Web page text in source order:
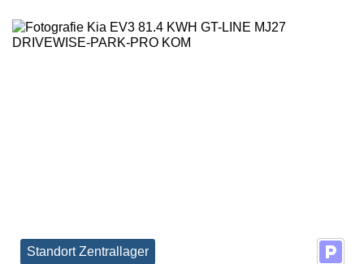
Standort Zentrallager